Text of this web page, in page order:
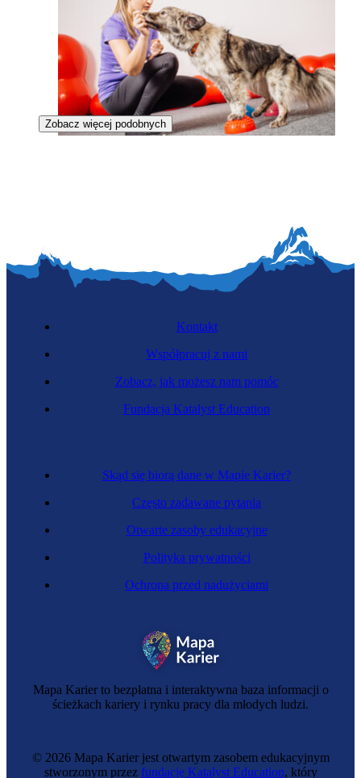
Instruktorka sztuki walki
Instruktorka tańca
Zobacz więcej podobnych
Mapa Karier to bezpłatna i interaktywna baza informacji o
ścieżkach kariery i rynku pracy dla młodych ludzi.
Skąd się biorą dane w Mapie Karier?
Często zadawane pytania
Otwarte zasoby edukacyjne
Polityka prywatności
Ochrona przed nadużyciami
Kontakt
Współpracuj z nami
Zobacz, jak możesz nam pomóc
Fundacja Katalyst Education
© 2026 Mapa Karier jest otwartym zasobem edukacyjnym
stworzonym przez fundację Katalyst Education, który